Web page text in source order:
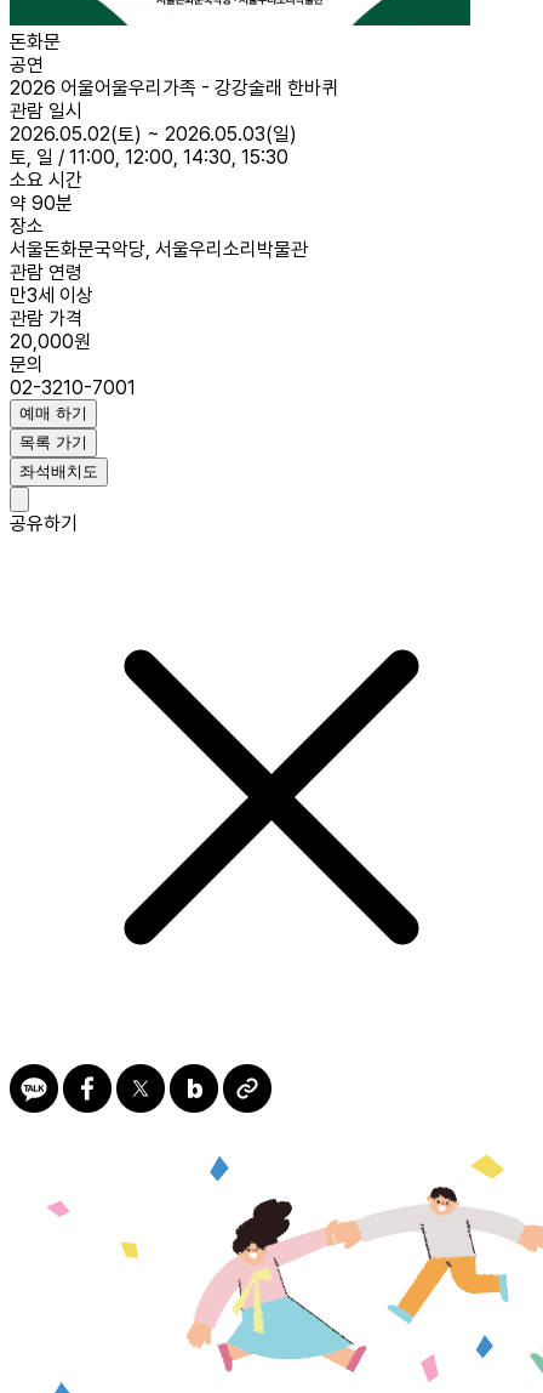
돈화문
공연
2026 어울어울우리가족 - 강강술래 한바퀴
관람 일시
2026.05.02(토) ~ 2026.05.03(일)
토, 일 / 11:00, 12:00, 14:30, 15:30
소요 시간
약 90분
장소
서울돈화문국악당, 서울우리소리박물관
관람 연령
만3세 이상
관람 가격
20,000원
문의
02-3210-7001
예매 하기
목록 가기
좌석배치도
공유하기